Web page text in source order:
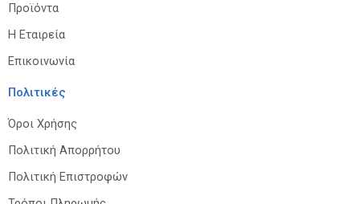
Προϊόντα
Η Εταιρεία
Επικοινωνία
Πολιτικές
Όροι Χρήσης
Πολιτική Απορρήτου
Πολιτική Επιστροφών